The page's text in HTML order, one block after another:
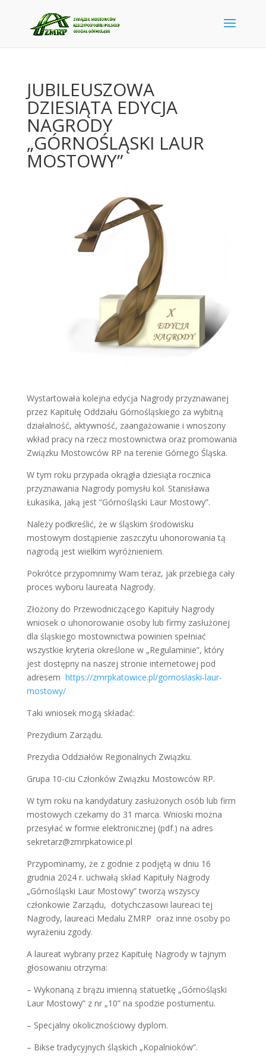
JUBILEUSZOWA
DZIESIĄTA EDYCJA
NAGRODY
„GÓRNOŚLĄSKI LAUR
MOSTOWY”
Wystartowała kolejna edycja Nagrody przyznawanej
przez Kapitułę Oddziału Górnośląskiego za wybitną
działalność, aktywność, zaangażowanie i wnoszony
wkład pracy na rzecz mostownictwa oraz promowania
Związku Mostowców RP na terenie Górnego Śląska.
W tym roku przypada okrągła dziesiąta rocznica
przyznawania Nagrody pomysłu kol. Stanisława
Łukasika, jaką jest “Górnośląski Laur Mostowy”.
Należy podkreślić, że w śląskim środowisku
mostowym dostąpienie zaszczytu uhonorowania tą
nagrodą jest wielkim wyróżnieniem.
Pokrótce przypomnimy Wam teraz, jak przebiega cały
proces wyboru laureata Nagrody.
Złożony do Przewodniczącego Kapituły Nagrody
wniosek o uhonorowanie osoby lub firmy zasłużonej
dla śląskiego mostownictwa powinien spełniać
wszystkie kryteria określone w „Regulaminie”, który
jest dostępny na naszej stronie internetowej pod
adresem https://zmrpkatowice.pl/gornoslaski-laur-
mostowy/
Taki wniosek mogą składać:
Prezydium Zarządu.
Prezydia Oddziałów Regionalnych Związku.
Grupa 10-ciu Członków Związku Mostowców RP.
W tym roku na kandydatury zasłużonych osób lub firm
mostowych czekamy do 31 marca. Wnioski można
przesyłać w formie elektronicznej (pdf.) na adres
sekretarz@zmrpkatowice.pl
Przypominamy, że z godnie z podjętą w dniu 16
grudnia 2024 r. uchwałą skład Kapituły Nagrody
„Górnośląski Laur Mostowy” tworzą wszyscy
członkowie Zarządu, dotychczasowi laureaci tej
Nagrody, laureaci Medalu ZMRP oraz inne osoby po
wyrażeniu zgody.
A laureat wybrany przez Kapitułę Nagrody w tajnym
głosowaniu otrzyma:
– Wykonaną z brązu imienną statuetkę „Górnośląski
Laur Mostowy” z nr „10” na spodzie postumentu.
– Specjalny okolicznościowy dyplom.
– Bikse tradycyjnych śląskich „Kopalnioków”.